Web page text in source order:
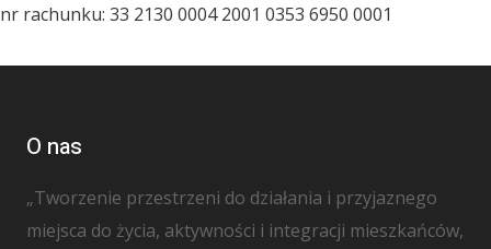
nr rachunku: 33 2130 0004 2001 0353 6950 0001
O nas
„Tworzenie przestrzeni do działania i przyjaznego
miejsca do życia, aktywności i integracji mieszkańców,